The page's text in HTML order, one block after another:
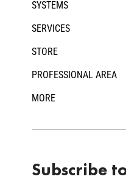
SYSTEMS
SERVICES
STORE
PROFESSIONAL AREA
MORE
Subscribe